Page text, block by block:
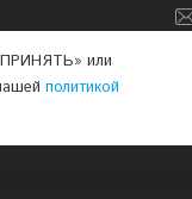
или
политикой